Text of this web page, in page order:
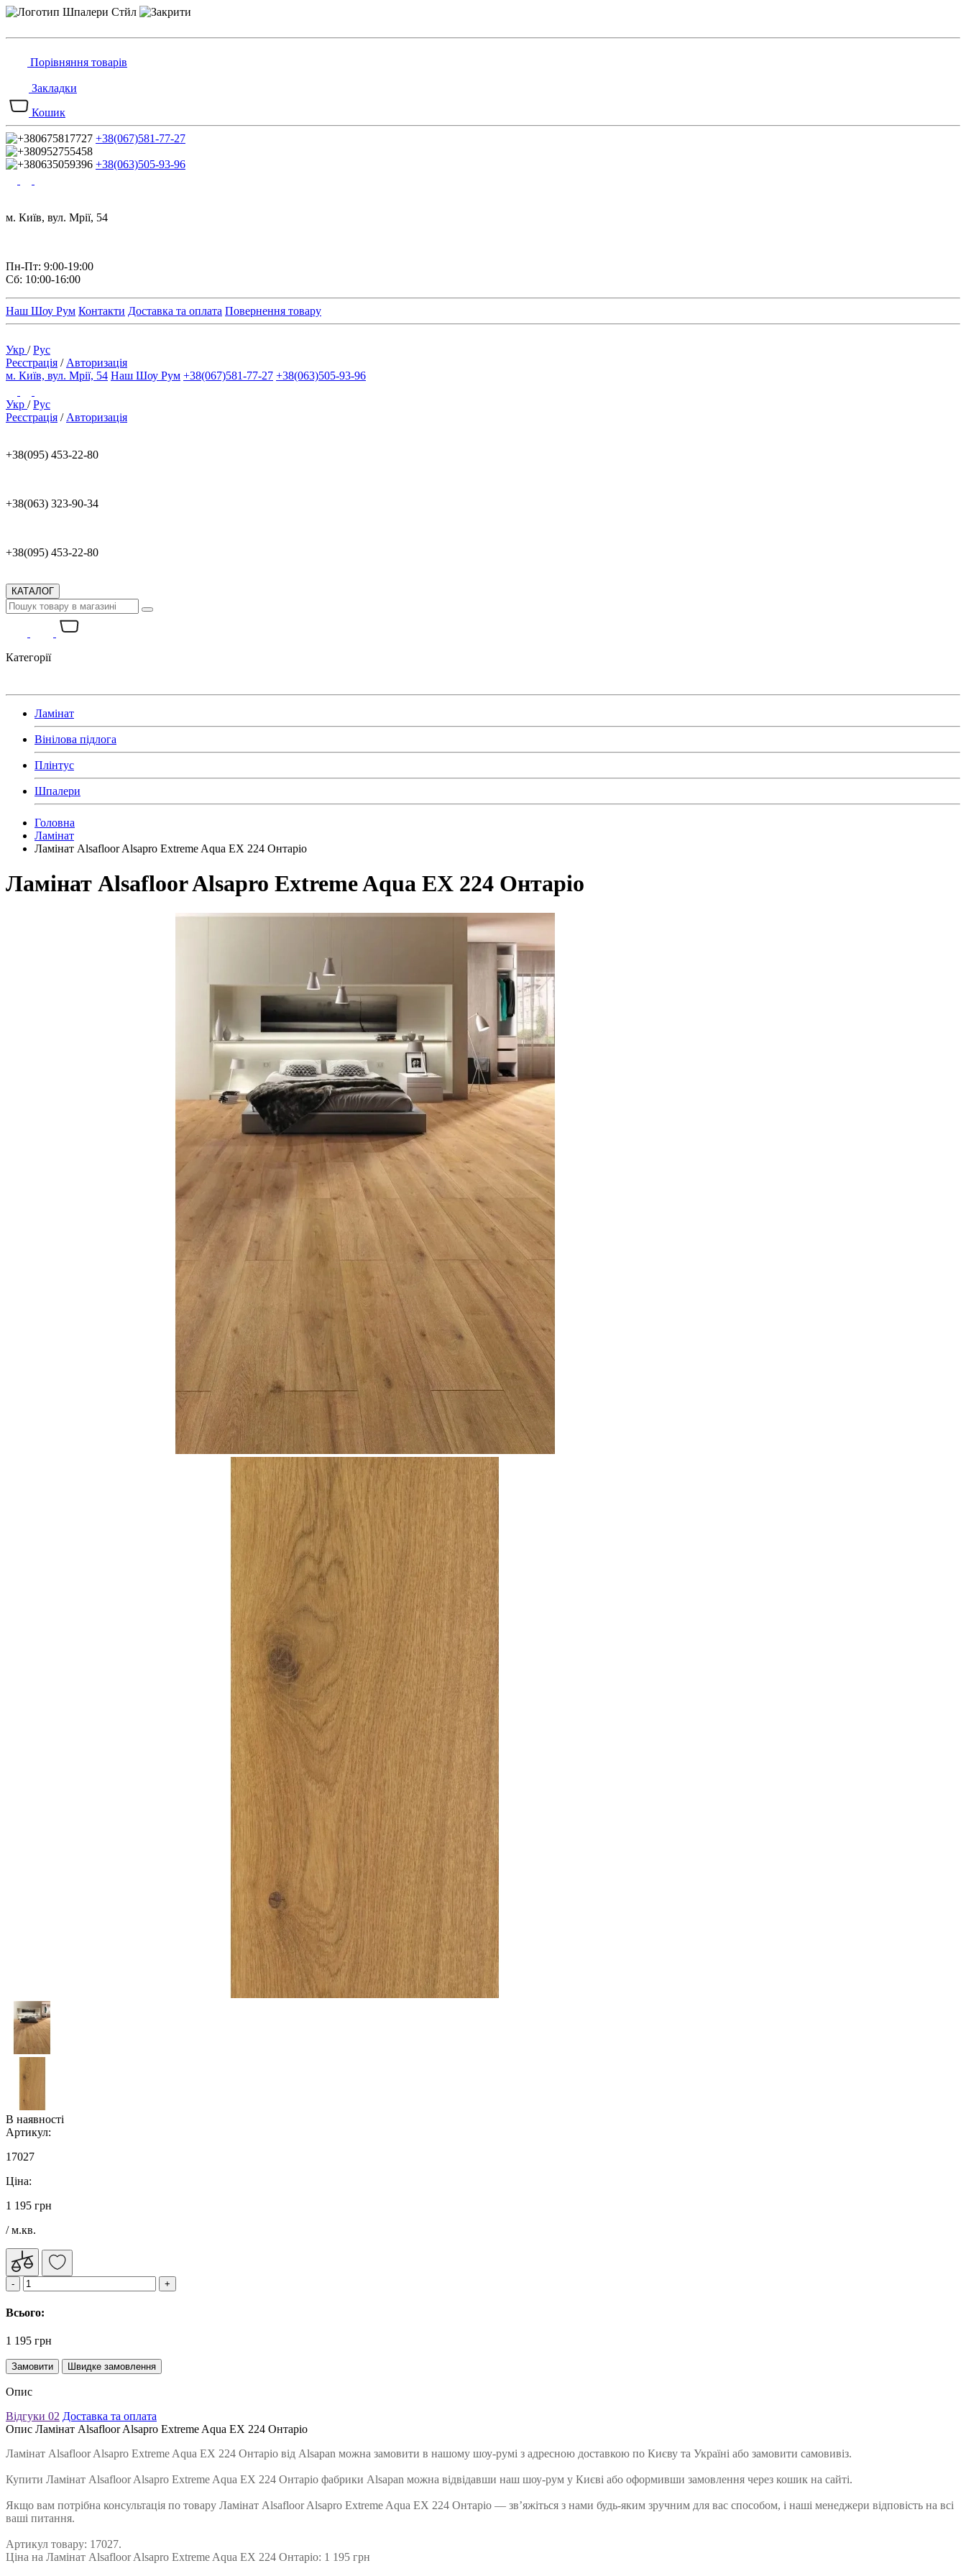
Порівняння товарів
Закладки
Кошик
+38(067)581-77-27
+38(063)505-93-96
м. Київ, вул. Мрії, 54
Пн-Пт: 9:00-19:00
Сб: 10:00-16:00
Наш Шоу Рум Контакти Доставка та оплата Повернення товару
Укр /Рус
Реєстрація / Авторизація
м. Київ, вул. Мрії, 54 Наш Шоу Рум +38(067)581-77-27 +38(063)505-93-96
Укр /Рус
Реєстрація / Авторизація
+38(095) 453-22-80
+38(063) 323-90-34
+38(095) 453-22-80
КАТАЛОГ
Категорії
Ламінат
Вінілова підлога
Плінтус
Шпалери
Головна
Ламінат
Ламінат Alsafloor Alsapro Extreme Aqua EX 224 Онтаріо
Ламінат Alsafloor Alsapro Extreme Aqua EX 224 Онтаріо
В наявності
Артикул:
17027
Ціна:
1 195 грн
/ м.кв.
Всього:
1 195 грн
Замовити Швидке замовлення
Опис
Відгуки 02 Доставка та оплата
Опис Ламінат Alsafloor Alsapro Extreme Aqua EX 224 Онтаріо
Ламінат Alsafloor Alsapro Extreme Aqua EX 224 Онтаріо від Alsapan можна замовити в нашому шоу-румі з адресною доставкою по Києву та Україні або замовити самовивіз.
Купити Ламінат Alsafloor Alsapro Extreme Aqua EX 224 Онтаріо фабрики Alsapan можна відвідавши наш шоу-рум у Києві або оформивши замовлення через кошик на сайті.
Якщо вам потрібна консультація по товару Ламінат Alsafloor Alsapro Extreme Aqua EX 224 Онтаріо — зв’яжіться з нами будь-яким зручним для вас способом, і наші менеджери відповість на всі
ваші питання.
Артикул товару: 17027.
Ціна на Ламінат Alsafloor Alsapro Extreme Aqua EX 224 Онтаріо: 1 195 грн